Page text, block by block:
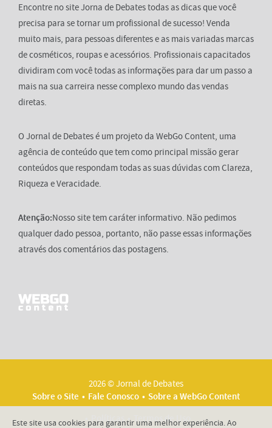
Encontre no site Jorna de Debates todas as dicas que você
precisa para se tornar um profissional de sucesso! Venda
muito mais, para pessoas diferentes e as mais variadas marcas
de cosméticos, roupas e acessórios. Profissionais capacitados
dividiram com você todas as informações para dar um passo a
mais na sua carreira nesse complexo mundo das vendas
diretas.
O Jornal de Debates é um projeto da WebGo Content, uma
agência de conteúdo que tem como principal missão gerar
conteúdos que respondam todas as suas dúvidas com Clareza,
Riqueza e Veracidade.
Atenção:Nosso site tem caráter informativo. Não pedimos
qualquer dado pessoa, portanto, não passe essas informações
através dos comentários das postagens.
2026 © Jornal de Debates
Sobre o Site
Fale Conosco
Sobre a WebGo Content
Termos de Uso
Este site usa cookies para garantir uma melhor experiência. Ao